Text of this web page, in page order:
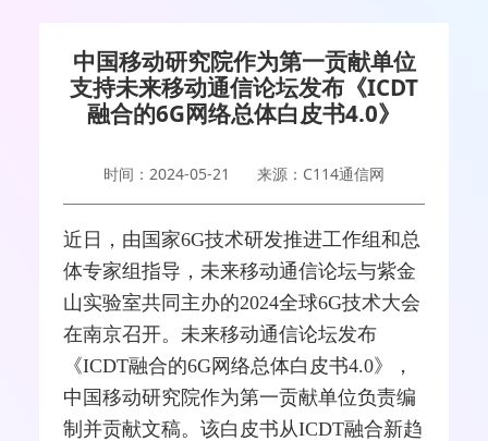
中国移动研究院作为第一贡献单位
支持未来移动通信论坛发布《ICDT
融合的6G网络总体白皮书4.0》
时间：2024-05-21 来源：C114通信网
近日，由国家6G技术研发推进工作组和总
体专家组指导，未来移动通信论坛与紫金
山实验室共同主办的2024全球6G技术大会
在南京召开。未来移动通信论坛发布
《ICDT融合的6G网络总体白皮书4.0》，
中国移动研究院作为第一贡献单位负责编
制并贡献文稿。该白皮书从ICDT融合新趋